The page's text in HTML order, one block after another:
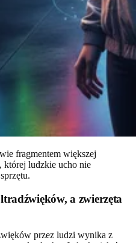
fragmentem większej
której ludzkie ucho nie
a zwierzęta
przez ludzi wynika z